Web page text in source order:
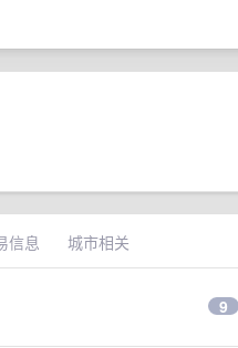
信息 城市相关
9